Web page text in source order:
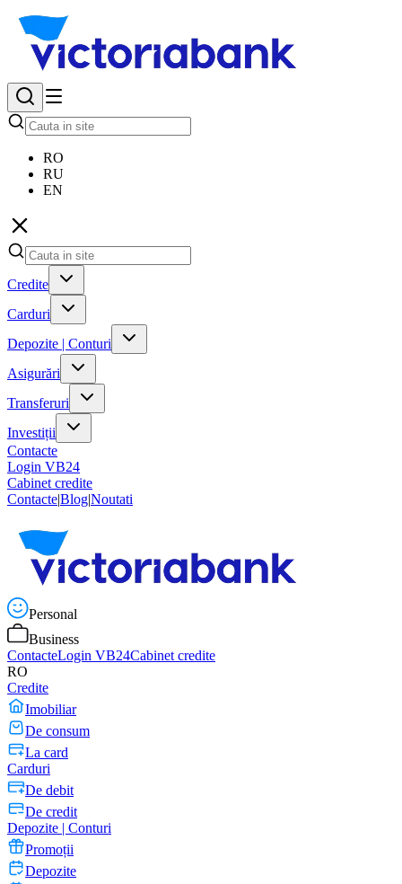
RO
RU
EN
Credite
Carduri
Depozite | Conturi
Asigurări
Transferuri
Investiții
Contacte
Login VB24
Cabinet credite
Contacte|Blog|Noutati
Personal
Business
ContacteLogin VB24Cabinet credite
RO
Credite
Imobiliar
De consum
La card
Carduri
De debit
De credit
Depozite | Conturi
Promoții
Depozite